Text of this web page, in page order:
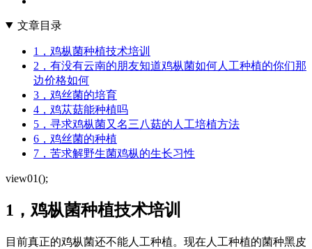
文章目录
1，鸡枞菌种植技术培训
2，有没有云南的朋友知道鸡枞菌如何人工种植的你们那
边价格如何
3，鸡丝菌的培育
4，鸡苁菇能种植吗
5，寻求鸡枞菌又名三八菇的人工培植方法
6，鸡丝菌的种植
7，苦求解野生菌鸡枞的生长习性
view01();
1，鸡枞菌种植技术培训
目前真正的鸡枞菌还不能人工种植。现在人工种植的菌种黑皮